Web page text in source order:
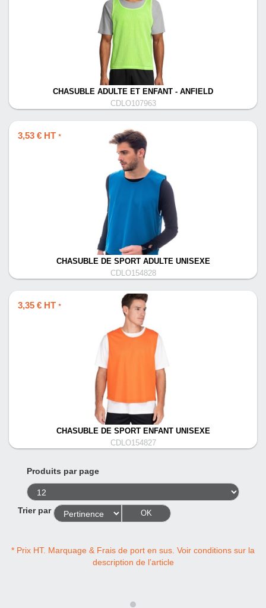
CHASUBLE ADULTE ET ENFANT - ANFIELD
CDLO107963
3,53 € HT *
CHASUBLE DE SPORT ADULTE UNISEXE
CDLO154828
3,35 € HT *
CHASUBLE DE SPORT ENFANT UNISEXE
CDLO154827
Produits par page
Trier par OK
* Prix HT. Marquage & Frais de port en sus. Voir conditions sur la
description de l’article